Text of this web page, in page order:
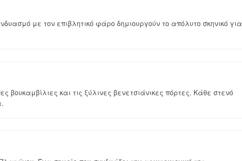
με τον επιβλητικό φάρο δημιουργούν το απόλυτο σκηνικό για
βουκαμβίλιες και τις ξύλινες βενετσιάνικες πόρτες. Κάθε στενό